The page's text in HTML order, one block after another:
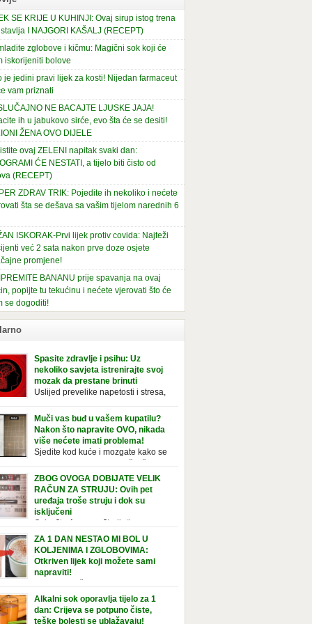
SE KRIJE U KUHINJI: Ovaj sirup istog trena
I NAJGORI KAŠALJ (RECEPT)
zglobove i kičmu: Magični sok koji će
iskorijeniti bolove
je jedini pravi lijek za kosti! Nijedan farmaceut
vam priznati
NE BACAJTE LJUSKE JAJA!
ih u jabukovo sirće, evo šta će se desiti!
ŽENA OVO DIJELE
ovaj ZELENI napitak svaki dan:
ĆE NESTATI, a tijelo biti čisto od
(RECEPT)
ZDRAV TRIK: Pojedite ih nekoliko i nećete
šta se dešava sa vašim tijelom narednih 6
ISKORAK-Prvi lijek protiv covida: Najteži
već 2 sata nakon prve doze osjete
promjene!
BANANU prije spavanja na ovaj
popijte tu tekućinu i nećete vjerovati što će
se dogoditi!
Spasite zdravlje i psihu: Uz
nekoliko savjeta istrenirajte svoj
mozak da prestane brinuti
Uslijed prevelike napetosti i stresa,
bolestima. Pretjerana briga ostavlja
na mentalno i na fizičko zdravlje. Može
stres, depresiju, umor i loše zdravstveno
Jeste li znali da pretjerana briga može
broj otkucaja srca, otežati disanje i
[…]
Muči vas buđ u vašem kupatilu?
Nakon što napravite OVO, nikada
više nećete imati problema!
Sjedite kod kuće i mozgate kako se
ili čak vašu wc šolju? Nije vam jasno kako
tamo, no ono što vam je sigurno jasno
to ne izgleda nikako lijepo. Na svu sreću,
vam jednostavan pripravak koji sami
napraviti u vašem domu, a […]
ZBOG OVOGA DOBIJATE VELIK
RAČUN ZA STRUJU: Ovih pet
uređaja troše struju i dok su
isključeni
Osim što će vam uštedjeti novac,
uređaja iz struje sigurnije je u slučaju
nevremena kada su svi uključeni
pod rizikom od udara groma. Znate li da
aparati vode tajni život dok su
Ovo je popis uređaja koji troše
Punjač mobitela […]
ZA 1 DAN NESTAO MI BOL U
KOLJENIMA I ZGLOBOVIMA:
Otkriven lijek koji možete sami
napraviti!
Ovaj recept čine sastojci bogati
vitaminom C, silicijumom i
koji ne smiruju samo bolna
i zglobove, već i jačaju tetive i ligamente.
Alkalni sok oporavlja tijelo za 1
dan: Crijeva se potpuno čiste,
teške bolesti se ublažavaju!